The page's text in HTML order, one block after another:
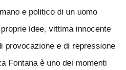
e politico di un uomo
idee, vittima innocente
provocazione e di repressione
Fontana è uno dei momenti